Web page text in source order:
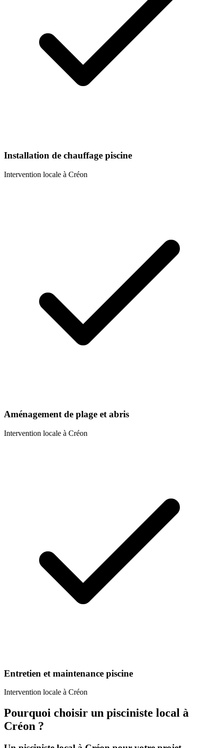
Installation de chauffage piscine
Intervention locale à Créon
Aménagement de plage et abris
Intervention locale à Créon
Entretien et maintenance piscine
Intervention locale à Créon
Pourquoi choisir un pisciniste local à
Créon ?